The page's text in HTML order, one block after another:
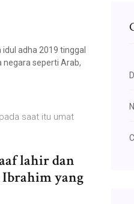
adha 2019 tinggal
negara seperti Arab,
saat itu umat
lahir dan
Ibrahim yang